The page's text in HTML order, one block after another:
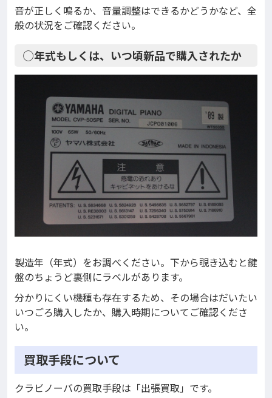
音が正しく鳴るか、音量調整はできるかどうかなど、全
般の状況をご確認ください。
◯年式もしくは、いつ頃新品で購入されたか
製造年（年式）をお調べください。下から覗き込むと鍵
盤のちょうど裏側にラベルがあります。
分かりにくい機種も存在するため、その場合はだいたい
いつごろ購入したか、購入時期についてご確認くださ
い。
買取手段について
クラビノーバの買取手段は「出張買取」です。